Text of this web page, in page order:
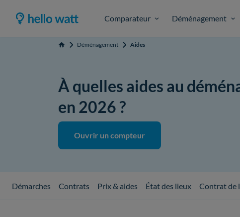
Comparateur Déménagement
Accueil Déménagement Aides
À quelles aides au
en 2026 ?
Ouvrir un compteur
Démarches Contrats Prix & aides État des lieux Contrat de